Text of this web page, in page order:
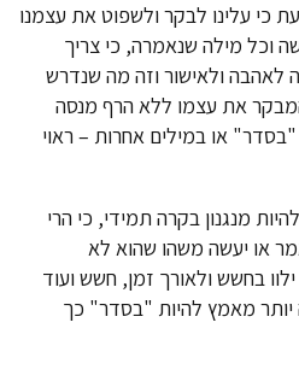
עלינו לבקר ולשפוט את עצמנו
וכל מילה שנאמרה, כי צריך
לאהבה ולאישור וזה מה שנדרש
את עצמו ללא הרף מנסה
או במילים אחרות – ראוי
מנגנון בקרה תמידי, כי הרי
או יעשה משהו שהוא לא
בחשש ולאורך זמן, חשש ועוד
יותר מאמץ להיות "בסדר" כך